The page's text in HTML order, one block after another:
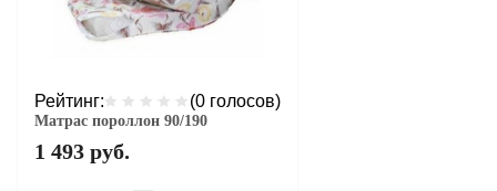
Рейтинг: (0 голосов)
Матрас пороллон 90/190
1 493 руб.